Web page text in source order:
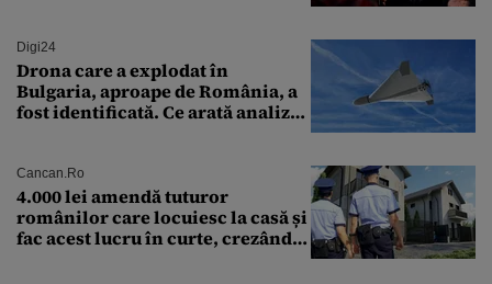
Digi24
Drona care a explodat în
Bulgaria, aproape de România, a
fost identificată. Ce arată analiza
Cancan.ro
4.000 lei amendă tuturor
românilor care locuiesc la casă și
fac acest lucru în curte, crezând